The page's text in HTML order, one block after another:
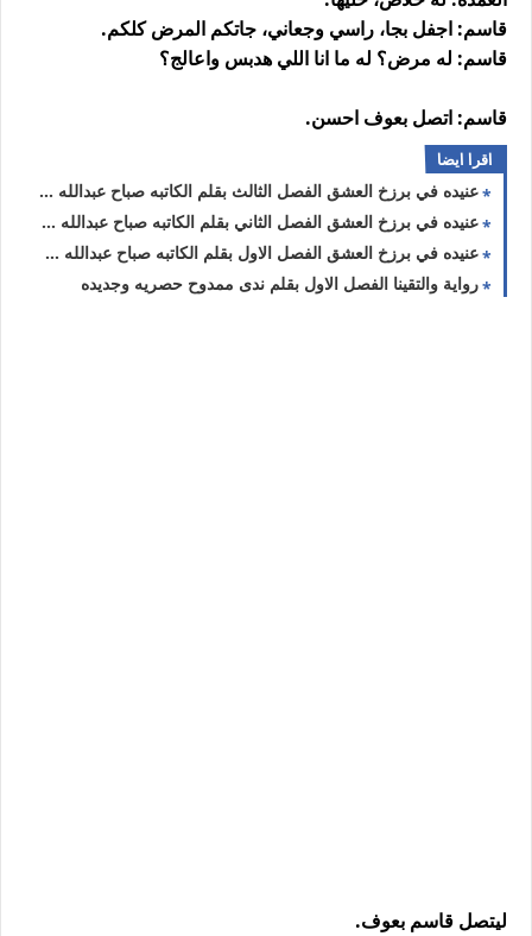
قاسم: اجفل بجا، راسي وجعاني، جاتكم المرض كلكم.
قاسم: له مرض؟ له ما انا اللي هدبس واعالج؟
قاسم: اتصل بعوف احسن.
اقرا ايضا
عنيده في برزخ العشق الفصل الثالث بقلم الكاتبه صباح عبدالله حصريه وجديده
عنيده في برزخ العشق الفصل الثاني بقلم الكاتبه صباح عبدالله حصريه وجديده
عنيده في برزخ العشق الفصل الاول بقلم الكاتبه صباح عبدالله حصريه وجديده
رواية والتقينا الفصل الاول بقلم ندى ممدوح حصريه وجديده
ليتصل قاسم بعوف.